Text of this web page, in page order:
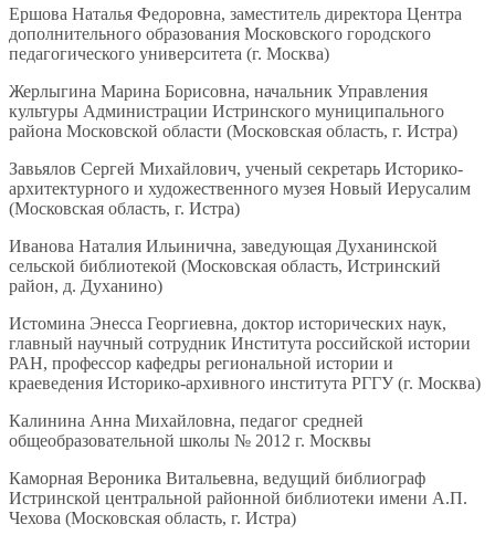
Ершова Наталья Федоровна, заместитель директора Центра
дополнительного образования Московского городского
педагогического университета (г. Москва)
Жерлыгина Марина Борисовна, начальник Управления
культуры Администрации Истринского муниципального
района Московской области (Московская область, г. Истра)
Завьялов Сергей Михайлович, ученый секретарь Историко-
архитектурного и художественного музея Новый Иерусалим
(Московская область, г. Истра)
Иванова Наталия Ильинична, заведующая Духанинской
сельской библиотекой (Московская область, Истринский
район, д. Духанино)
Истомина Энесса Георгиевна, доктор исторических наук,
главный научный сотрудник Института российской истории
РАН, профессор кафедры региональной истории и
краеведения Историко-архивного института РГГУ (г. Москва)
Калинина Анна Михайловна, педагог средней
общеобразовательной школы № 2012 г. Москвы
Каморная Вероника Витальевна, ведущий библиограф
Истринской центральной районной библиотеки имени А.П.
Чехова (Московская область, г. Истра)